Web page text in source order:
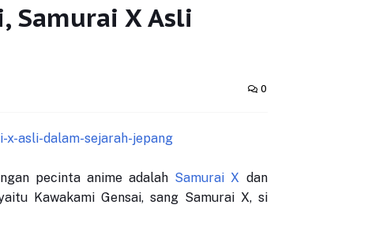
Samurai X Asli
0
pecinta anime adalah Samurai X dan
Kawakami Gensai, sang Samurai X, si